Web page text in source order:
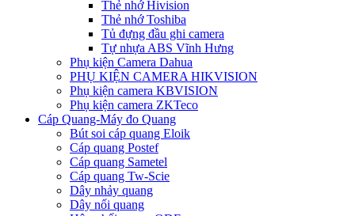
Thẻ nhớ Hivision
Thẻ nhớ Toshiba
Tủ đựng đầu ghi camera
Tự nhựa ABS Vĩnh Hưng
Phụ kiện Camera Dahua
PHỤ KIỆN CAMERA HIKVISION
Phụ kiện camera KBVISION
Phụ kiện camera ZKTeco
Cáp Quang-Máy đo Quang
Bút soi cáp quang Eloik
Cáp quang Postef
Cáp quang Sametel
Cáp quang Tw-Scie
Dây nhảy quang
Dây nối quang